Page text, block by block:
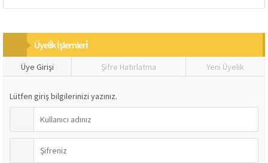
Üyeli̇k İşlemleri̇
Üye Girişi Şifre Hatırlatma Yeni Üyelik
Lütfen giriş bilgilerinizi yazınız.